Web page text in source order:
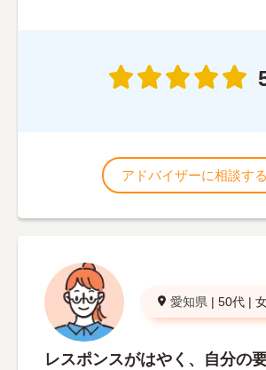
アドバイザーに相談する
愛知県 | 50代 |
レスポンスがはやく、自分の